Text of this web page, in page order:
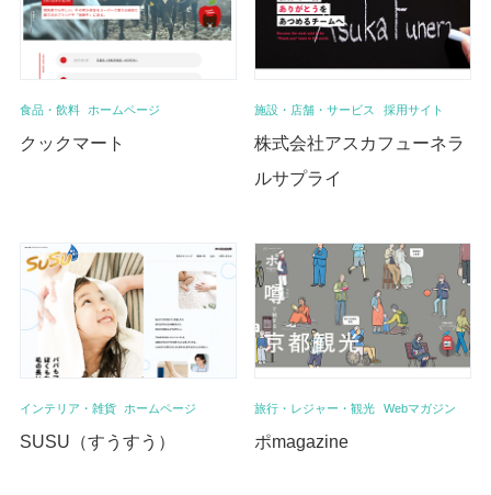
食品・飲料 ホームページ
クックマート
施設・店舗・サービス 採用サイト
株式会社アスカフューネラ
ルサプライ
インテリア・雑貨 ホームページ
SUSU（すうすう）
旅行・レジャー・観光 Webマガジン
ポmagazine